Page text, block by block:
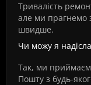
Тривалість
але ми прагнемо
швидше.
Чи можу я
Так, ми
Пошту з будь-